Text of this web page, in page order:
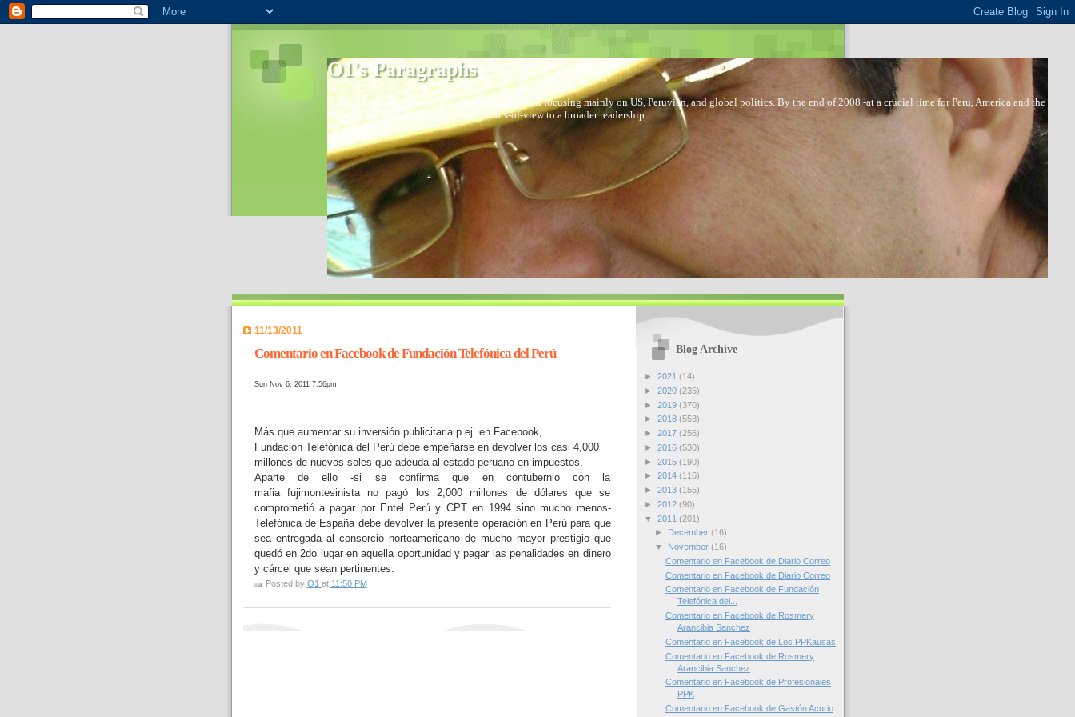
O1's Paragraphs
In 2006 I started to distribute comments via email focusing mainly on US, Peruvian, and global politics. By the end of 2008 -at a crucial time for Peru, America and the
World- I decided to bring out those points-of-view to a broader readership.
11/13/2011
Comentario en Facebook de Fundación Telefónica del Perú
Sun Nov 6, 2011 7:56pm
Más que aumentar su inversión publicitaria p.ej. en Facebook,
Fundación Telefónica del Perú debe empeñarse en devolver l os casi 4,000
millones de nuevos soles que adeuda al estado peruano en impuestos.
Aparte de ello -si se confirma que en contubernio con la
mafia fujimontesinista no pagó los 2,000 millones de dólares que se
comprometió a pagar por Entel Perú y CPT en 1994 sino mucho menos-
Telefónica de España debe devolver la presente operación en Perú para que
sea entregada al consorcio norteamericano de mucho mayor prestigio que
quedó en 2do lugar en aquella oportunidad y pagar las penalidades en dinero
y cárcel que sean pertinentes.
Posted by O1 at 11:50 PM
Blog Archive
► 2021 (14)
► 2020 (235)
► 2019 (370)
► 2018 (553)
► 2017 (256)
► 2016 (530)
► 2015 (190)
► 2014 (116)
► 2013 (155)
► 2012 (90)
▼ 2011 (201)
►
December (16)
▼
November (16)
Comentario en Facebook de Diario Correo
Comentario en Facebook de Diario Correo
Comentario en Facebook de Fundación
Telefónica del...
Comentario en Facebook de Rosmery
Arancibia Sanchez
Comentario en Facebook de Los PPKausas
Comentario en Facebook de Rosmery
Arancibia Sanchez
Comentario en Facebook de Profesionales
PPK
Comentario en Facebook de Gastón Acurio